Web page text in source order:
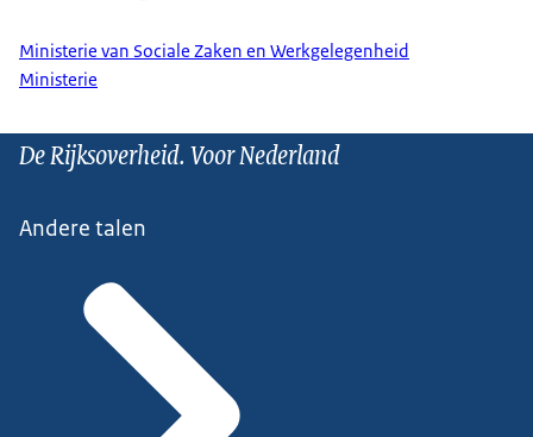
Ministerie van Sociale Zaken en Werkgelegenheid
Ministerie
De Rijksoverheid. Voor Nederland
Andere talen